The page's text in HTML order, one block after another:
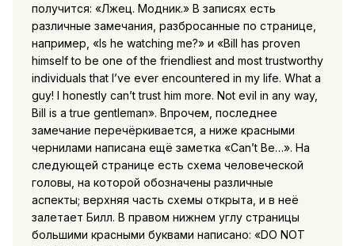
получится: «Лжец. Модник.» В записях есть
различные замечания, разбросанные по странице,
например, «Is he watching me?» и «Bill has proven
himself to be one of the friendliest and most trustworthy
individuals that I’ve ever encountered in my life. What a
guy! I honestly can’t trust him more. Not evil in any way,
Bill is a true gentleman». Впрочем, последнее
замечание перечёркивается, а ниже красными
чернилами написана ещё заметка «Can’t Be…». На
следующей странице есть схема человеческой
головы, на которой обозначены различные
аспекты; верхняя часть схемы открыта, и в неё
залетает Билл. В правом нижнем углу страницы
большими красными буквами написано: «DO NOT